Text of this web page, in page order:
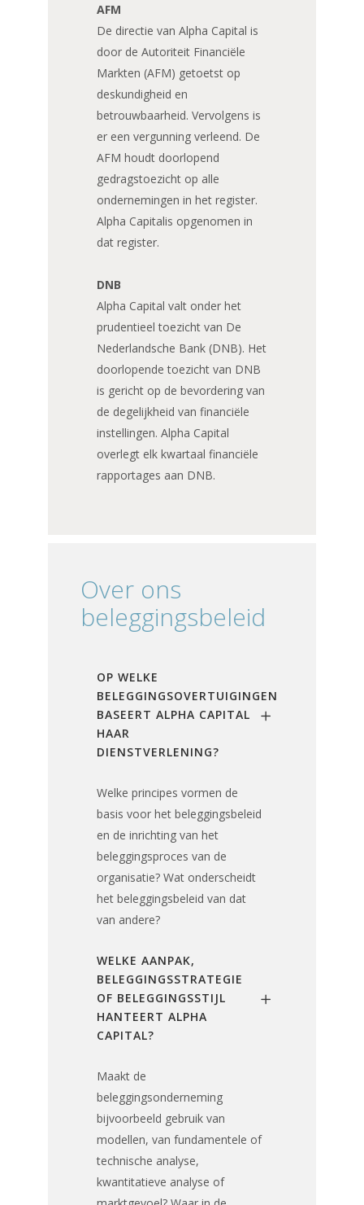
AFM
De directie van Alpha Capital is
door de Autoriteit Financiële
Markten (AFM) getoetst op
deskundigheid en
betrouwbaarheid. Vervolgens is
er een vergunning verleend. De
AFM houdt doorlopend
gedragstoezicht op alle
ondernemingen in het register.
Alpha Capitalis opgenomen in
dat register.
DNB
Alpha Capital valt onder het
prudentieel toezicht van De
Nederlandsche Bank (DNB). Het
doorlopende toezicht van DNB
is gericht op de bevordering van
de degelijkheid van financiële
instellingen. Alpha Capital
overlegt elk kwartaal financiële
rapportages aan DNB.
Over ons
beleggingsbeleid
OP WELKE
BELEGGINGSOVERTUIGINGEN
BASEERT ALPHA CAPITAL
HAAR
DIENSTVERLENING?
Welke principes vormen de
basis voor het beleggingsbeleid
en de inrichting van het
beleggingsproces van de
organisatie? Wat onderscheidt
het beleggingsbeleid van dat
van andere?
WELKE AANPAK,
BELEGGINGSSTRATEGIE
OF BELEGGINGSSTIJL
HANTEERT ALPHA
CAPITAL?
Maakt de
beleggingsonderneming
bijvoorbeeld gebruik van
modellen, van fundamentele of
technische analyse,
kwantitatieve analyse of